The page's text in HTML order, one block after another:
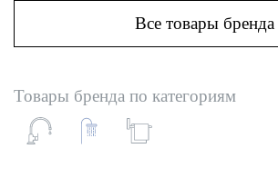
Все товары бренда
Товары бренда по категориям